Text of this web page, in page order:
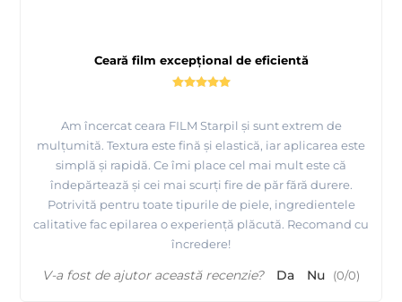
Ceară film excepțional de eficientă
Am încercat ceara FILM Starpil și sunt extrem de
mulțumită. Textura este fină și elastică, iar aplicarea este
simplă și rapidă. Ce îmi place cel mai mult este că
îndepărtează și cei mai scurți fire de păr fără durere.
Potrivită pentru toate tipurile de piele, ingredientele
calitative fac epilarea o experiență plăcută. Recomand cu
încredere!
V-a fost de ajutor această recenzie? Da Nu (0/0)